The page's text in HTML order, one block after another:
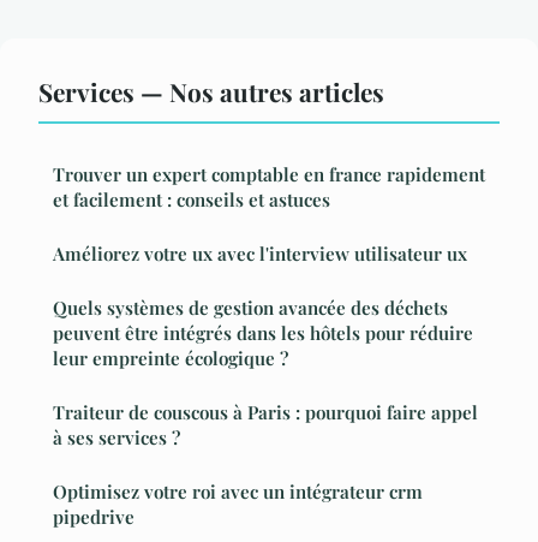
Services — Nos autres articles
Trouver un expert comptable en france rapidement
et facilement : conseils et astuces
Améliorez votre ux avec l'interview utilisateur ux
Quels systèmes de gestion avancée des déchets
peuvent être intégrés dans les hôtels pour réduire
leur empreinte écologique ?
Traiteur de couscous à Paris : pourquoi faire appel
à ses services ?
Optimisez votre roi avec un intégrateur crm
pipedrive